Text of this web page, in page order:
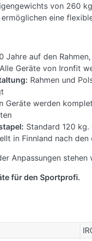
von 260
eine
Jahre auf den
Alle Geräte von Ironfit
Rahmen und
Geräte werden
Standard 120
in Finnland nach
Anpassungen
für den Sportprofi.